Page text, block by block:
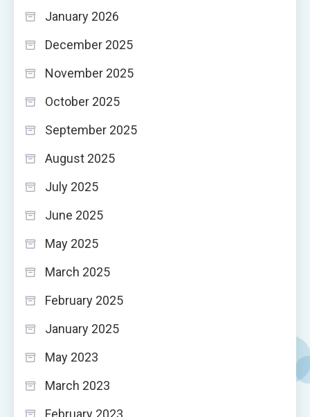
January 2026
December 2025
November 2025
October 2025
September 2025
August 2025
July 2025
June 2025
May 2025
March 2025
February 2025
January 2025
May 2023
March 2023
February 2023